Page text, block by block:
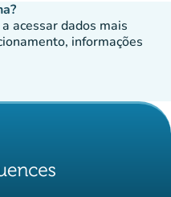
acessar dados mais
informações